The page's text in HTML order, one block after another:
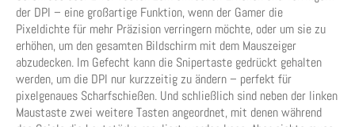
der DPI – eine großartige Funktion, wenn der Gamer die
Pixeldichte für mehr Präzision verringern möchte, oder um sie zu
erhöhen, um den gesamten Bildschirm mit dem Mauszeiger
abzudecken. Im Gefecht kann die Snipertaste gedrückt gehalten
werden, um die DPI nur kurzzeitig zu ändern – perfekt für
pixelgenaues Scharfschießen. Und schließlich sind neben der linken
Maustaste zwei weitere Tasten angeordnet, mit denen während